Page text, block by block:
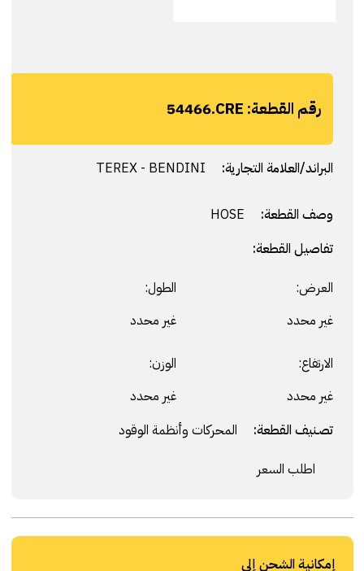
رقم القطعة: 54466.CRE
البراند/العلامة التجارية:
وصف القطعة:
تفاصيل القطعة:
العرض:
غير محدد
الطول:
غير محدد
الارتفاع:
غير محدد
الوزن:
غير محدد
تصنيف القطعة: المحركات وأنظمة الوقود
اطلب السعر
إمكانية الشحن إلى